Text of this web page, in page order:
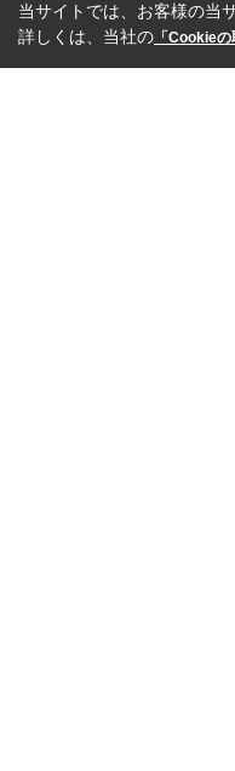
当サイトでは、お客様の当
詳しくは、当社の 「Cookie